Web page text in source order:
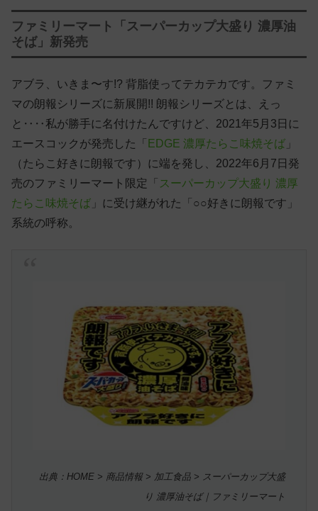
ファミリーマート「スーパーカップ大盛り 濃厚油
そば」新発売
アブラ、いきま〜す!? 背脂使ってテカテカです。ファミ
マの朗報シリーズに新展開!! 朗報シリーズとは、えっ
と‥‥私が勝手に名付けたんですけど、2021年5月3日に
エースコックが発売した「 EDGE 濃厚たらこ味焼そば 」
（たらこ好きに朗報です）に端を発し、2022年6月7日発
売のファミリーマート限定「 スーパーカップ大盛り 濃厚
たらこ味焼そば 」に受け継がれた「○○好きに朗報です」
系統の呼称。
出典：HOME > 商品情報 > 加工食品 > スーパーカップ大盛
り 濃厚油そば｜ファミリーマート